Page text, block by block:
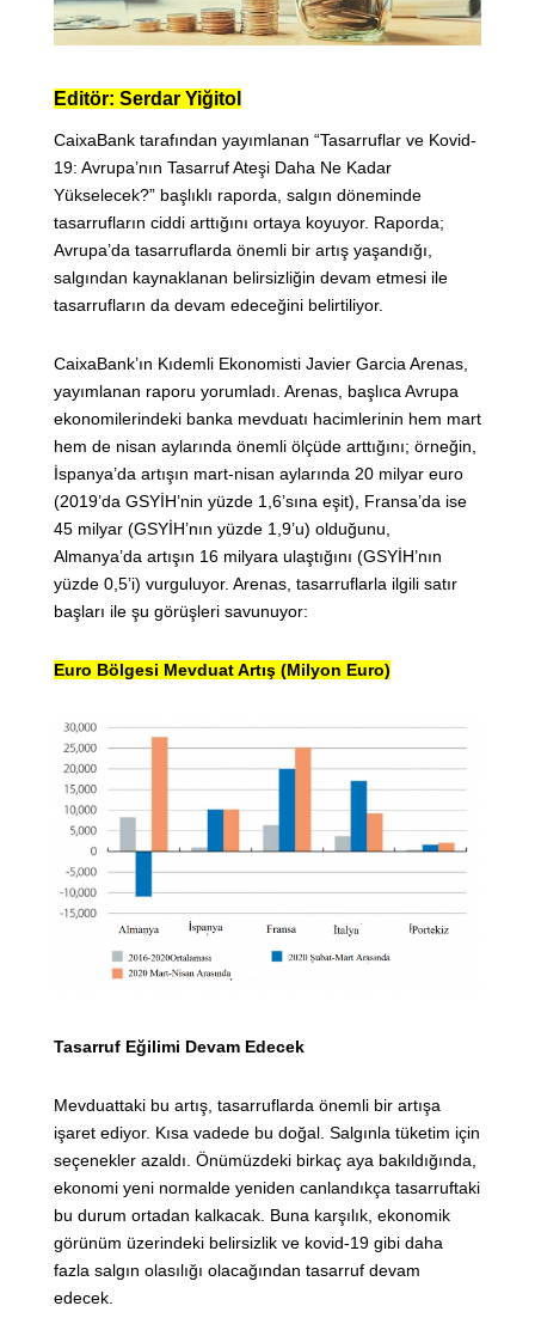
Editör: Serdar Yiğitol
CaixaBank tarafından yayımlanan “Tasarruflar ve Kovid-
19: Avrupa’nın Tasarruf Ateşi Daha Ne Kadar
Yükselecek?” başlıklı raporda, salgın döneminde
tasarrufların ciddi arttığını ortaya koyuyor. Raporda;
Avrupa’da tasarruflarda önemli bir artış yaşandığı,
salgından kaynaklanan belirsizliğin devam etmesi ile
tasarrufların da devam edeceğini belirtiliyor.
CaixaBank’ın Kıdemli Ekonomisti Javier Garcia Arenas,
yayımlanan raporu yorumladı. Arenas, başlıca Avrupa
ekonomilerindeki banka mevduatı hacimlerinin hem mart
hem de nisan aylarında önemli ölçüde arttığını; örneğin,
İspanya’da artışın mart-nisan aylarında 20 milyar euro
(2019’da GSYİH’nin yüzde 1,6’sına eşit), Fransa’da ise
45 milyar (GSYİH’nın yüzde 1,9’u) olduğunu,
Almanya’da artışın 16 milyara ulaştığını (GSYİH’nın
yüzde 0,5’i) vurguluyor. Arenas, tasarruflarla ilgili satır
başları ile şu görüşleri savunuyor:
Euro Bölgesi Mevduat Artış (Milyon Euro)
Tasarruf Eğilimi Devam Edecek
Mevduattaki bu artış, tasarruflarda önemli bir artışa
işaret ediyor. Kısa vadede bu doğal. Salgınla tüketim için
seçenekler azaldı. Önümüzdeki birkaç aya bakıldığında,
ekonomi yeni normalde yeniden canlandıkça tasarruftaki
bu durum ortadan kalkacak. Buna karşılık, ekonomik
görünüm üzerindeki belirsizlik ve kovid-19 gibi daha
fazla salgın olasılığı olacağından tasarruf devam
edecek.